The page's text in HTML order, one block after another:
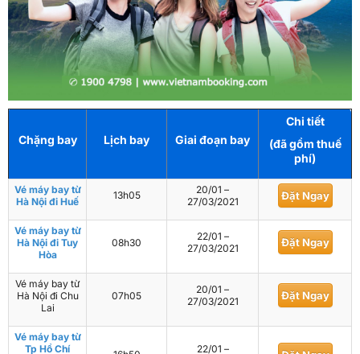
Chặng bay Lịch bay Giai đoạn bay
Chi tiết
(đã gồm thuế
phí)
Vé máy bay từ
Hà Nội đi Huế
13h05
20/01 –
27/03/2021
Đặt Ngay
Vé máy bay từ
Hà Nội đi Tuy
Hòa
08h30
22/01 –
27/03/2021
Đặt Ngay
Vé máy bay từ
Hà Nội đi Chu
Lai
07h05
20/01 –
27/03/2021
Đặt Ngay
Vé máy bay từ
Tp Hồ Chí
22/01 –